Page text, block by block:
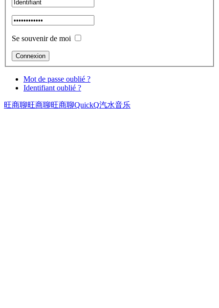
Se souvenir de moi
Mot de passe oublié ?
Identifiant oublié ?
旺商聊旺商聊旺商聊QuickQ汽水音乐